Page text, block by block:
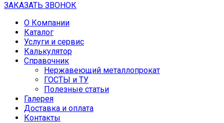
ЗАКАЗАТЬ ЗВОНОК
О Компании
Каталог
Услуги и сервис
Калькулятор
Справочник
Нержавеющий металлопрокат
ГОСТЫ и ТУ
Полезные статьи
Галерея
Доставка и оплата
Контакты